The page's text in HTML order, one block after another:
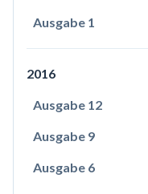
Ausgabe 1
2016
Ausgabe 12
Ausgabe 9
Ausgabe 6